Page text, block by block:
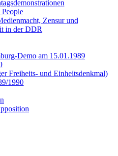
Zensur und
in der DDR
Demo am 15.01.1989
Freiheits- und Einheitsdenkmal)
1990